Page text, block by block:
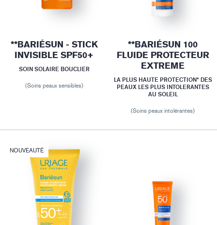
**BARIÉSUN - STICK
INVISIBLE SPF50+
SOIN SOLAIRE BOUCLIER
(Soins peaux sensibles)
**BARIÉSUN 100
FLUIDE PROTECTEUR
EXTREME
LA PLUS HAUTE PROTECTION* DES
PEAUX LES PLUS INTOLERANTES
AU SOLEIL
(Soins peaux intolérantes)
NOUVEAUTÉ